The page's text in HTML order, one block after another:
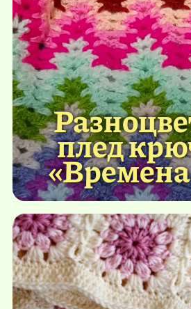
плед
«Времена